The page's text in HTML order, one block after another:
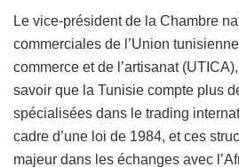
Le vice-président de la Chambre
commerciales de l’Union
commerce et de l’artisanat
savoir que la Tunisie compte plus
spécialisées dans le trading
cadre d’une loi de 1984, et ces
majeur dans les échanges avec